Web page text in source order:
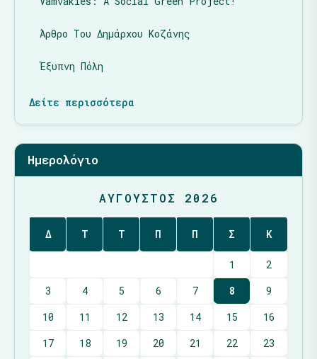
Άρθρο Του Δημάρχου Κοζάνης
Έξυπνη Πόλη
Δείτε περισσότερα
Ημερολόγιο
ΑΎΓΟΥΣΤΟΣ 2026
Δ Τ Τ Π Π Σ Κ
1
2
3
4 5 6 7 8
9
10
11 12 13 14 15
16
17
18 19 20 21 22
23